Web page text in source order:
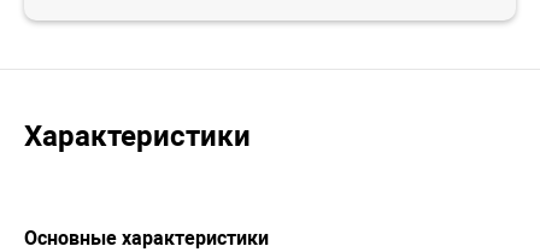
Характеристики
Основные характеристики